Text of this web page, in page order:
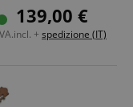
139,00 €
+ spedizione (IT)